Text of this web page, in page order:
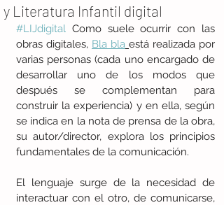
y Literatura Infantil digital
#LIJdigital Como suele ocurrir con las
obras digitales, Bla bla está realizada por
varias personas (cada uno encargado de
desarrollar uno de los modos que
después se complementan para
construir la experiencia) y en ella, según
se indica en la nota de prensa de la obra,
su autor/director, explora los principios
fundamentales de la comunicación.
El lenguaje surge de la necesidad de
interactuar con el otro, de comunicarse,